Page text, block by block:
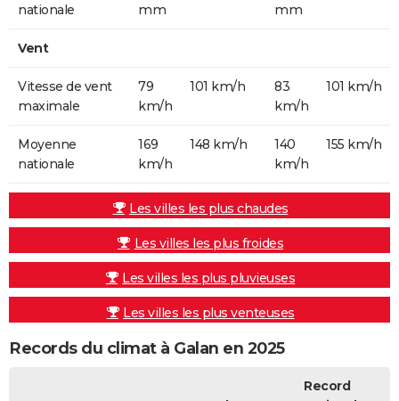
nationale
mm
mm
Vent
Vitesse de vent
maximale
79
km/h
101 km/h
83
km/h
101 km/h
Moyenne
nationale
169
km/h
148 km/h
140
km/h
155 km/h
Les villes les plus chaudes
Les villes les plus froides
Les villes les plus pluvieuses
Les villes les plus venteuses
Records du climat à Galan en 2025
Record